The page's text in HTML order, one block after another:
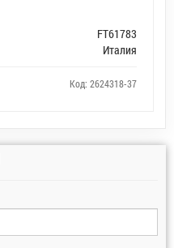
FT61783
Италия
Код: 2624318-37